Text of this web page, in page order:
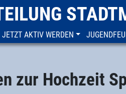
JETZT AKTIV WERDEN
zur Hochzeit